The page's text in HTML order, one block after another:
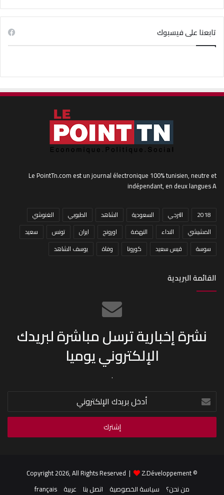
تابعنا على فيسبوك
Le PointTn.com est un journal électronique 100% tunisien, neutre et
indépendant, en deux langues A
2018 الترجي السعودية الشاهد الطبوبي
الغنوشي
المشيشي
النداء النهضة اورونج ايران تونس
سعيد
سوسة
قيس سعيد كورونا وفاة يوسف الشاهد
القائمة البريدية
نشرة إخبارية ترسل مباشرة لبريدك
الإلكتروني يوميا
.
أدخل
بريدك
الإلكتروني
© Copyright 2026, All Rights Reserved |
Z.Développement
من نحن؟
سياسة الخصوصية اتصل بنا عربية français